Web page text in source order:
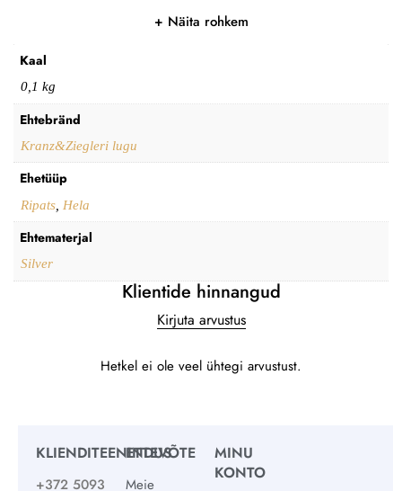
Näita rohkem
Kaal
0,1 kg
Ehtebränd
Kranz&Ziegleri lugu
Ehetüüp
Ripats, Hela
Ehtematerjal
Silver
Klientide hinnangud
Kirjuta arvustus
Hetkel ei ole veel ühtegi arvustust.
KLIENDITEENINDUS
+372 5093
ETTEVÕTE
Meie
MINU
KONTO